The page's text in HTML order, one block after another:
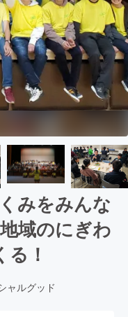
みをみんな
域のにぎわ
！
ャルグッド